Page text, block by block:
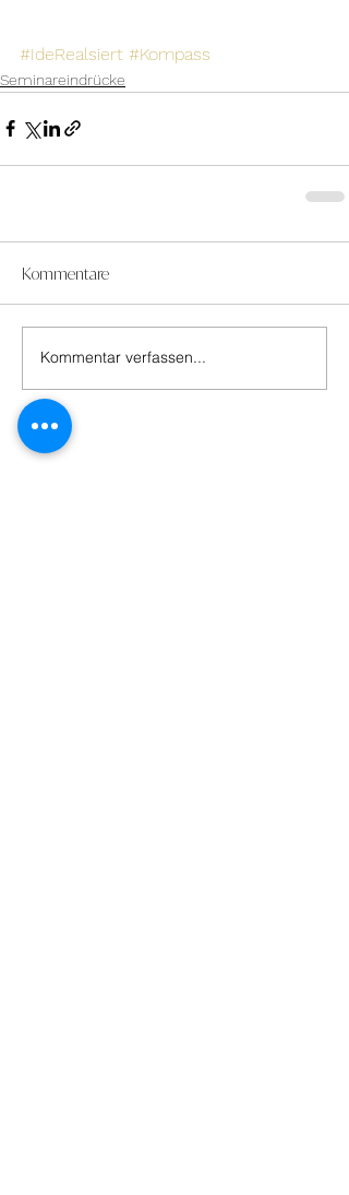
#IdeRealsiert #Kompass
Seminareindrücke
Kommentare
Kommentar verfassen...